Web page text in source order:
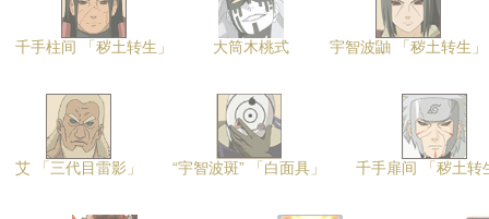
千手柱间 「秽土转生」 大筒木桃式 宇智波鼬 「秽土转生」
艾 「三代目雷影」 “宇智波斑” 「白面具」 千手扉间 「秽土转